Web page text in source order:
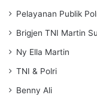
Pelayanan Publik
Brigjen TNI Martin
Ny Ella Martin
TNI & Polri
Benny Ali